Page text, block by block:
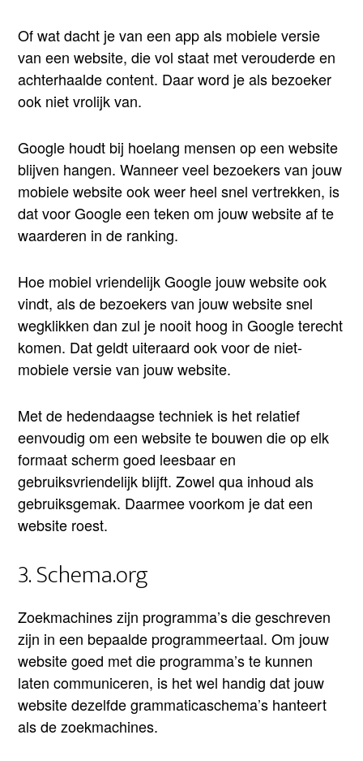
Of wat dacht je van een app als mobiele versie
van een website, die vol staat met verouderde en
achterhaalde content. Daar word je als bezoeker
ook niet vrolijk van.
Google houdt bij hoelang mensen op een website
blijven hangen. Wanneer veel bezoekers van jouw
mobiele website ook weer heel snel vertrekken, is
dat voor Google een teken om jouw website af te
waarderen in de ranking.
Hoe mobiel vriendelijk Google jouw website ook
vindt, als de bezoekers van jouw website snel
wegklikken dan zul je nooit hoog in Google terecht
komen. Dat geldt uiteraard ook voor de niet-
mobiele versie van jouw website.
Met de hedendaagse techniek is het relatief
eenvoudig om een website te bouwen die op elk
formaat scherm goed leesbaar en
gebruiksvriendelijk blijft. Zowel qua inhoud als
gebruiksgemak. Daarmee voorkom je dat een
website roest.
3. Schema.org
Zoekmachines zijn programma’s die geschreven
zijn in een bepaalde programmeertaal. Om jouw
website goed met die programma’s te kunnen
laten communiceren, is het wel handig dat jouw
website dezelfde grammaticaschema’s hanteert
als de zoekmachines.